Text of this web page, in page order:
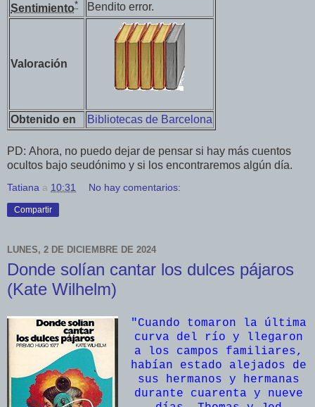
Sentimiento* Bendito error.
Valoración
Obtenido en Bibliotecas de Barcelona
PD: Ahora, no puedo dejar de pensar si hay más cuentos
ocultos bajo seudónimo y si los encontraremos algún día.
Tatiana a 10:31 No hay comentarios:
Compartir
LUNES, 2 DE DICIEMBRE DE 2024
Donde solían cantar los dulces pájaros
(Kate Wilhelm)
"Cuando tomaron la última
curva del río y llegaron
a los campos familiares,
habían estado alejados de
sus hermanos y hermanas
durante cuarenta y nueve